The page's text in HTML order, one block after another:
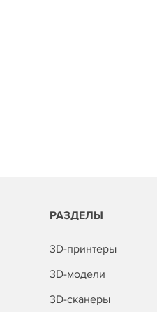
РАЗДЕЛЫ
3D-принтеры
3D-модели
3D-сканеры